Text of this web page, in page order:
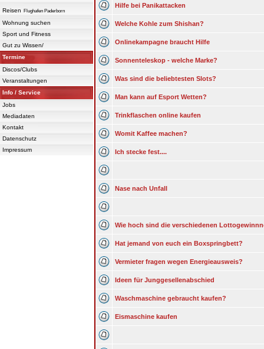
Reisen Flughafen Paderborn
Wohnung suchen
Sport und Fitness
Gut zu Wissen/
Termine
Discos/Clubs
Veranstaltungen
Info / Service
Jobs
Mediadaten
Kontakt
Datenschutz
Impressum
Hilfe bei Panikattacken
Welche Kohle zum Shishan?
Onlinekampagne braucht Hilfe
Sonnenteleskop - welche Marke?
Was sind die beliebtesten Slots?
Man kann auf Esport Wetten?
Trinkflaschen online kaufen
Womit Kaffee machen?
Ich stecke fest....
Nase nach Unfall
Wie hoch sind die verschiedenen
Hat jemand von euch ein Boxspringbett?
Vermieter fragen wegen Energieausweis?
Ideen für Junggesellenabschied
Waschmaschine gebraucht kaufen?
Eismaschine kaufen